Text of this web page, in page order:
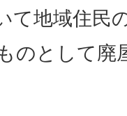
て地域住民
のとして廃